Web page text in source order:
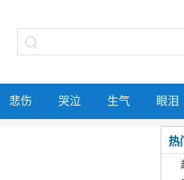
悲伤 哭泣 生气 眼泪
热